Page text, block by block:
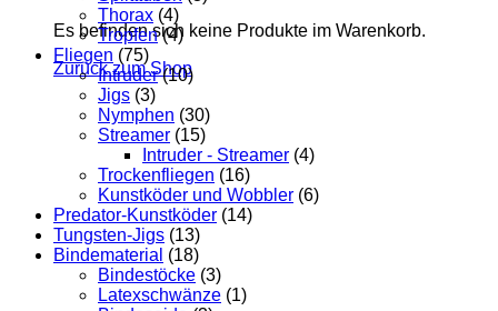
Es befinden sich keine Produkte im Warenkorb.
Zurück zum Shop
Thorax (4)
Tropfen (4)
Fliegen (75)
Intruder (10)
Jigs (3)
Nymphen (30)
Streamer (15)
Intruder - Streamer (4)
Trockenfliegen (16)
Kunstköder und Wobbler (6)
Predator-Kunstköder (14)
Tungsten-Jigs (13)
Bindematerial (18)
Bindestöcke (3)
Latexschwänze (1)